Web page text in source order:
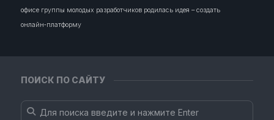
ПОИСК ПО САЙТУ
офисе группы молодых разработчиков родилась идея – создать
онлайн‑платформу